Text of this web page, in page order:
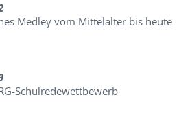
Medley vom Mittelalter bis heute
Schulredewettbewerb